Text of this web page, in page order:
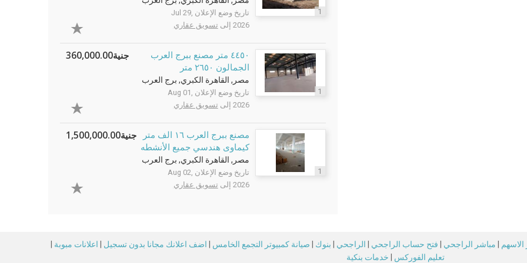
1
تاريخ وضع الإعلان Jul 29,
2026 إلى
تسويق عقاري
1
٤٤٥٠ متر مصنع ببرج العرب
الجمالون ٢٦٥٠ متر
مصر, القاهرة الكبري, برج العرب
تاريخ وضع الإعلان Aug 01,
2026 إلى
تسويق عقاري
جنية360,000.00
1
مصنع ببرج العرب ١٦ الف متر
كيماوى هندسي جميع الأنشطه
مصر, القاهرة الكبري, برج العرب
تاريخ وضع الإعلان Aug 02,
2026 إلى
تسويق عقاري
جنية1,500,000.00
الاسهم مباشر الراجحي فتح حساب الراجحي الراجحي بنوك صيانة كمبيوتر التجمع الخامس اضف اعلانك مجانا بدون تسجيل اعلانات مبوبة
تعليم الفوركس
خدمات بنكية